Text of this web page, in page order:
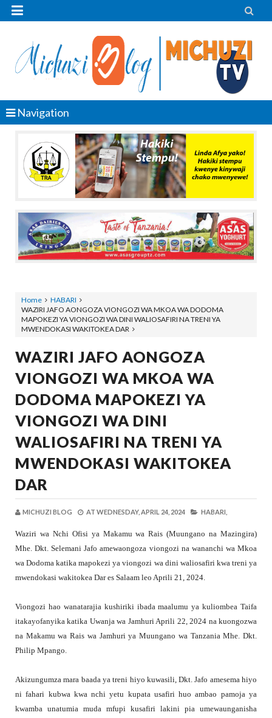
 
Navigation
Home
HABARI
WAZIRI JAFO AONGOZA VIONGOZI WA MKOA WA DODOMA
MAPOKEZI YA VIONGOZI WA DINI WALIOSAFIRI NA TRENI YA
MWENDOKASI WAKITOKEA DAR
WAZIRI JAFO AONGOZA
VIONGOZI WA MKOA WA
DODOMA MAPOKEZI YA
VIONGOZI WA DINI
WALIOSAFIRI NA TRENI YA
MWENDOKASI WAKITOKEA
DAR
MICHUZI BLOG AT WEDNESDAY, APRIL 24, 2024 HABARI,
Waziri wa Nchi Ofisi ya Makamu wa Rais (Muungano na Mazingira)
Mhe. Dkt. Selemani Jafo amewaongoza viongozi na wananchi wa Mkoa
wa Dodoma katika mapokezi ya viongozi wa dini waliosafiri kwa treni ya
mwendokasi wakitokea Dar es Salaam leo Aprili 21, 2024.
Viongozi hao wanatarajia kushiriki ibada maalumu ya kuliombea Taifa
itakayofanyika katika Uwanja wa Jamhuri Aprili 22, 2024 na kuongozwa
na Makamu wa Rais wa Jamhuri ya Muungano wa Tanzania Mhe. Dkt.
Philip Mpango.
Akizungumza mara baada ya treni hiyo kuwasili, Dkt. Jafo amesema hiyo
ni fahari kubwa kwa nchi yetu kupata usafiri huo ambao pamoja ya
kwamba unatumia muda mfupi kusafiri lakini pia umewaunganisha